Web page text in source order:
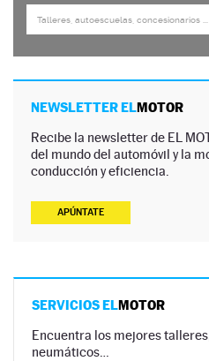
NEWSLETTER ELMOTOR
Recibe la newsletter de EL
del mundo del automóvil y la
conducción y eficiencia.
APÚNTATE
SERVICIOS ELMOTOR
Encuentra los mejores
neumáticos…